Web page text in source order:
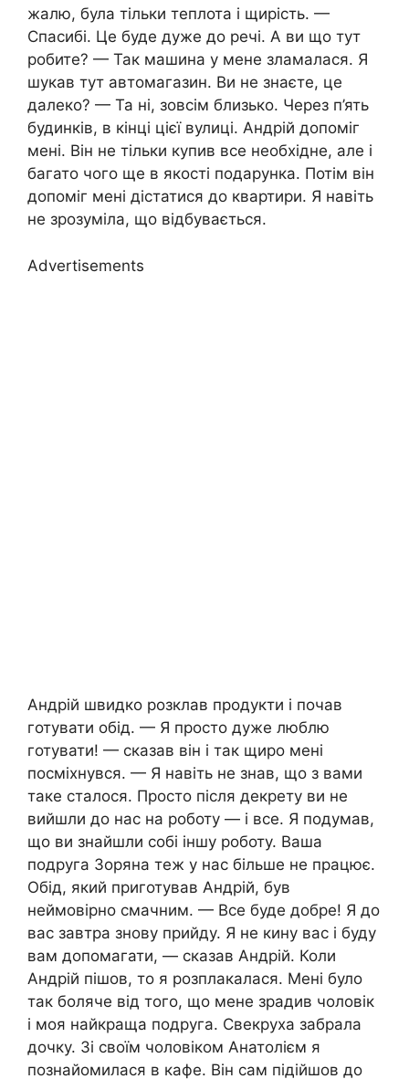
жалю, була тільки теплота і щирість. —
Спасибі. Це буде дуже до речі. А ви що тут
робите? — Так машина у мене зламалася. Я
шукав тут автомагазин. Ви не знаєте, це
далеко? — Та ні, зовсім близько. Через п’ять
будинків, в кінці цієї вулиці. Андрій допоміг
мені. Він не тільки купив все необхідне, але і
багато чого ще в якості подарунка. Потім він
допоміг мені дістатися до квартири. Я навіть
не зрозуміла, що відбувається.
Advertisements
Андрій швидко розклав продукти і почав
готувати обід. — Я просто дуже люблю
готувати! — сказав він і так щиро мені
посміхнувся. — Я навіть не знав, що з вами
таке сталося. Просто після декрету ви не
вийшли до нас на роботу — і все. Я подумав,
що ви знайшли собі іншу роботу. Ваша
подруга Зоряна теж у нас більше не працює.
Обід, який приготував Андрій, був
неймовірно смачним. — Все буде добре! Я до
вас завтра знову прийду. Я не кину вас і буду
вам допомагати, — сказав Андрій. Коли
Андрій пішов, то я розплакалася. Мені було
так боляче від того, що мене зрадив чоловік
і моя найкраща подруга. Свекруха забрала
дочку. Зі своїм чоловіком Анатолієм я
познайомилася в кафе. Він сам підійшов до